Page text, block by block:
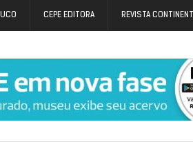
CEPE EDITORA REVISTA